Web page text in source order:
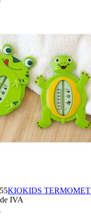
KIOKIDS
IVA